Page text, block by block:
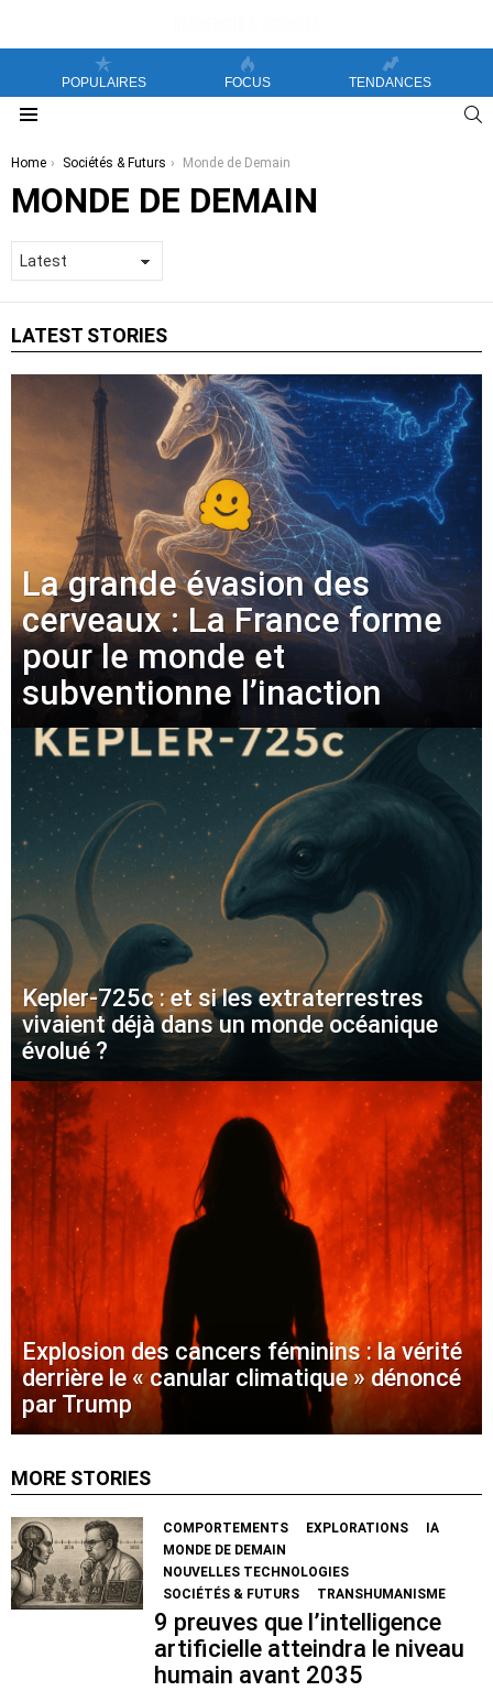
POPULAIRES FOCUS TENDANCES
You are here:
Home Sociétés & Futurs Monde de Demain
MONDE DE DEMAIN
LATEST STORIES
La grande évasion des
cerveaux : La France forme
pour le monde et
subventionne l’inaction
Kepler-725c : et si les extraterrestres
vivaient déjà dans un monde océanique
évolué ?
Explosion des cancers féminins : la vérité
derrière le « canular climatique » dénoncé
par Trump
MORE STORIES
COMPORTEMENTS EXPLORATIONS
IA
MONDE DE DEMAIN
NOUVELLES TECHNOLOGIES
SOCIÉTÉS & FUTURS
TRANSHUMANISME
9 preuves que l’intelligence
artificielle atteindra le niveau
humain avant 2035